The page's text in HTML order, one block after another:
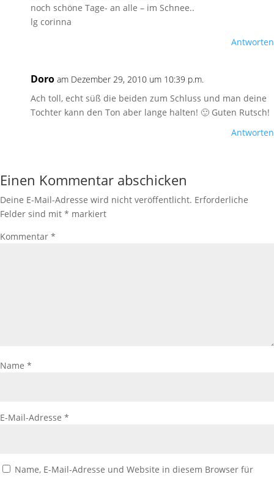
noch schöne Tage- an alle – im Schnee..
lg corinna
Antworten
Doro am Dezember 29, 2010 um 10:39 p.m.
Ach toll, echt süß die beiden zum Schluss und man deine
Tochter kann den Ton aber lange halten! 🙂 Guten Rutsch!
Antworten
Einen Kommentar abschicken
Deine E-Mail-Adresse wird nicht veröffentlicht. Erforderliche
Felder sind mit * markiert
Kommentar *
Name *
E-Mail-Adresse *
Name, E-Mail-Adresse und Website in diesem Browser für